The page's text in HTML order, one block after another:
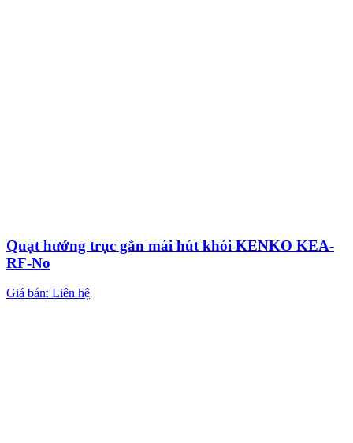
Quạt hướng trục gắn mái hút khói KENKO KEA-
RF-No
Giá bán: Liên hệ